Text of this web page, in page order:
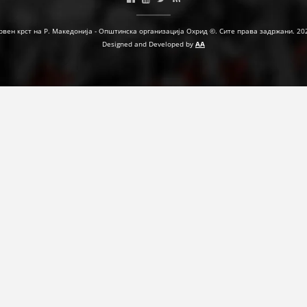
крст на Р. Македонија - Општинска организација Охрид ©. Сите права задржани.
Designed and Developed by AA